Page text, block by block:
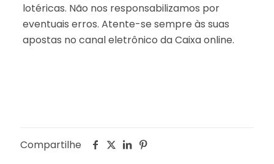
lotéricas. Não nos responsabilizamos por
eventuais erros. Atente-se sempre às suas
apostas no canal eletrônico da Caixa online.
Compartilhe